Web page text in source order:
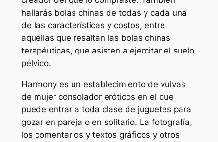
hallarás bolas chinas de todas y cada una
de las características y costos, entre
aquéllas que resaltan las bolas chinas
terapéuticas, que asisten a ejercitar el suelo
pélvico.
Harmony es un establecimiento de vulvas
de mujer consolador eróticos en el que
puede entrar a toda clase de juguetes para
gozar en pareja o en solitario. La fotografía,
los comentarios y textos gráficos y otros